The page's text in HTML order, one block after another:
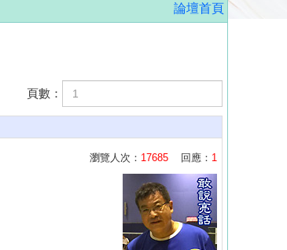
論壇首頁
頁數：
瀏覽人次： 17685 回應： 1